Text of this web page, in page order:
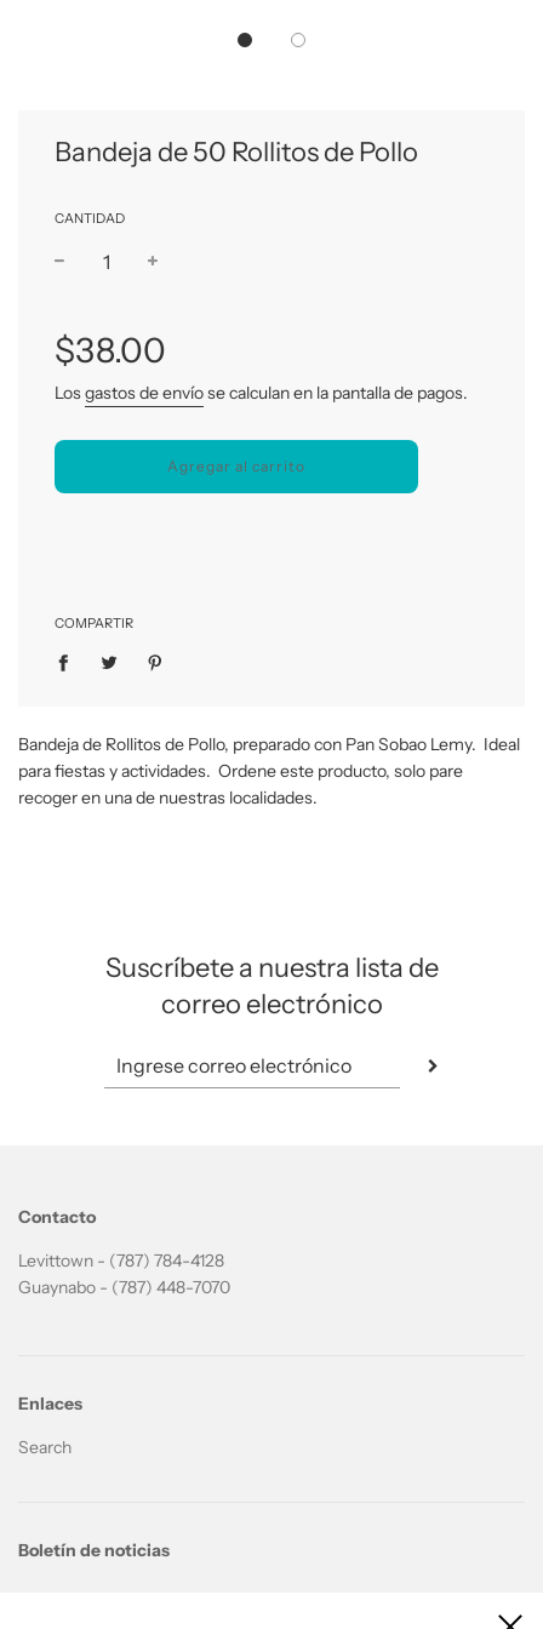
Bandeja de 50 Rollitos de Pollo
CANTIDAD
habitual
$38.00
Losgastos de envíose calculan en la pantalla de pagos.
Agregar al carrito
COMPARTIR
Bandeja de Rollitos de Pollo, preparado con Pan Sobao Lemy. Ideal
para fiestas y actividades. Ordene este producto, solo pare
recoger en una de nuestras localidades.
Suscríbete a nuestra lista de
correo electrónico
Contacto
Levittown - (787) 784-4128
Guaynabo - (787) 448-7070
Enlaces
Search
Boletín de noticias